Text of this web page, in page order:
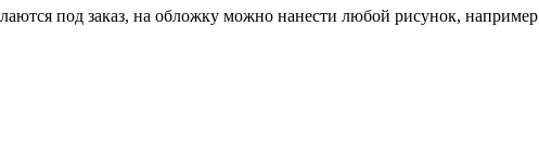
под заказ, на обложку можно нанести любой рисунок,